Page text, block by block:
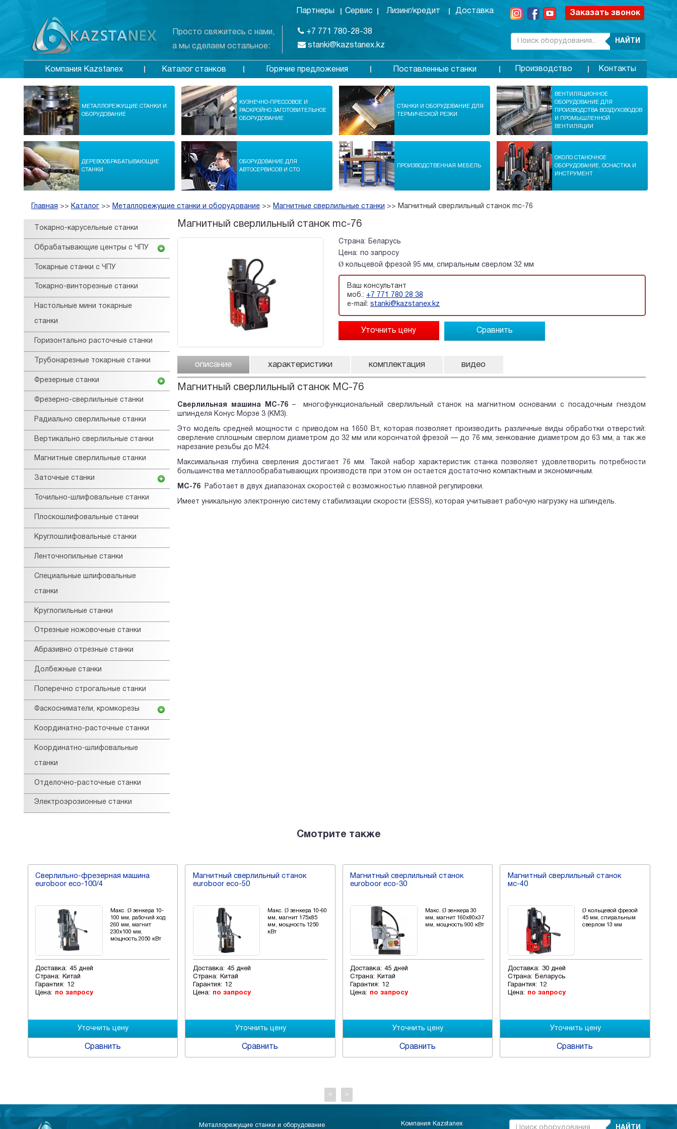
Просто свяжитесь с нами,
а мы сделаем остальное:
Партнеры Сервис Лизинг/кредит Доставка
+7 771 780-28-38
stanki@kazstanex.kz
Заказать звонок
НАЙТИ
Компания Kazstanex Каталог станков Горячие предложения Поставленные станки Производство Контакты
МЕТАЛЛОРЕЖУЩИЕ СТАНКИ И
ОБОРУДОВАНИЕ
КУЗНЕЧНО-ПРЕССОВОЕ И
РАСКРОЙНО ЗАГОТОВИТЕЛЬНОЕ
ОБОРУДОВАНИЕ
СТАНКИ И ОБОРУДОВАНИЕ ДЛЯ
ТЕРМИЧЕСКОЙ РЕЗКИ
ВЕНТИЛЯЦИОННОЕ
ОБОРУДОВАНИЕ ДЛЯ
ПРОИЗВОДСТВА ВОЗДУХОВОДОВ
И ПРОМЫШЛЕННОЙ
ВЕНТИЛЯЦИИ
ДЕРЕВООБРАБАТЫВАЮЩИЕ
СТАНКИ
ОБОРУДОВАНИЕ ДЛЯ
АВТОСЕРВИСОВ И СТО
ПРОИЗВОДСТВЕННАЯ МЕБЕЛЬ
ОКОЛО СТАНОЧНОЕ
ОБОРУДОВАНИЕ, ОСНАСТКА И
ИНСТРУМЕНТ
Главная >> Каталог >> Металлорежущие станки и оборудование >> Магнитные сверлильные станки >> Магнитный сверлильный станок mc-76
Tокарнo-карусельные станки
Обрабатывающие центры с ЧПУ
Токарные станки с ЧПУ
Токарно-винторезные станки
Настольные мини токарные
станки
Горизонтально расточные станки
Трубонарезные токарные станки
Фрезерные станки
Фрезерно-сверлильные станки
Радиально сверлильные станки
Вертикально сверлильные станки
Магнитные сверлильные станки
Заточные станки
Точильно-шлифовальные станки
Плоскошлифовальные станки
Круглошлифовальные станки
Ленточнопильные станки
Специальные шлифовальные
станки
Круглопильные станки
Отрезные ножовочные станки
Абразивно отрезные станки
Долбежные станки
Поперечно строгальные станки
Фаскосниматели, кромкорезы
Координатно-расточные станки
Координатно-шлифовальные
станки
Отделочно-расточные станки
Электроэрозионные станки
Магнитный сверлильный станок mc-76
Страна:
Беларусь
Цена: по запросу
Ø кольцевой фрезой 95 мм, спиральным сверлом 32 мм
Ваш консультант
моб.: +7 771 780 28 38
e-mail: stanki@kazstanex.kz
Сравнить
описание характеристики комплектация видео
Магнитный сверлильный станок MC-76
Сверлильная машина МС-76– многофункциональный сверлильный станок на магнитном основании с посадочным гнездом
шпинделя Конус Морзе 3 (КМ3).
Это модель средней мощности с приводом на 1650 Вт, которая позволяет производить различные виды обработки отверстий:
сверление сплошным сверлом диаметром до 32 мм или корончатой фрезой — до 76 мм, зенкование диаметром до 63 мм, а так же
нарезание резьбы до М24.
Максимальная глубина сверления достигает 76 мм. Такой набор характеристик станка позволяет удовлетворить потребности
большинства металлообрабатывающих производств при этом он остается достаточно компактным и экономичным.
МС-76 Работает в двух диапазонах скоростей с возможностью плавной регулировки.
Имеет уникальную электронную систему стабилизации скорости (ESSS), которая учитывает рабочую нагрузку на шпиндель.
Смотрите также
Cверлильно-фрезерная машина
euroboor eco-100/4
Макс. Ø зенкера 10-
100 мм, рабочий ход
260 мм, магнит
230х100 мм,
мощность 2050 кВт
Доставка: 45 дней
Страна:
Китай
Гарантия: 12
Цена: по запросу
Сравнить
Магнитный сверлильный станок
euroboor eco-50
Макс. Ø зенкера 10-60
мм, магнит 175х85
мм, мощность 1250
кВт
Доставка: 45 дней
Страна:
Китай
Гарантия: 12
Цена: по запросу
Сравнить
Магнитный сверлильный станок
euroboor eco-30
Макс. Ø зенкера 30
мм, магнит 160х80х37
мм, мощность 900 кВт
Доставка: 45 дней
Страна:
Китай
Гарантия: 12
Цена: по запросу
Сравнить
Магнитный сверлильный станок
мс-40
Ø кольцевой фрезой
45 мм, спиральным
сверлом 13 мм
Доставка: 30 дней
Страна:
Беларусь
Гарантия: 12
Цена: по запросу
Сравнить
< >
Металлорежущие станки и оборудование Компания Kazstanex
НАЙТИ